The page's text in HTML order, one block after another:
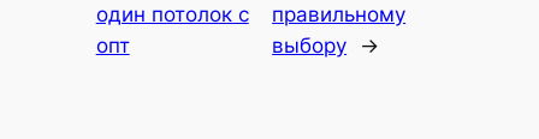
один потолок с
опт
правильному
выбору
→